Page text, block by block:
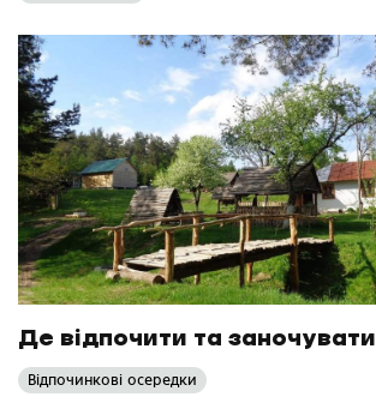
Де відпочити та заночувати
Відпочинкові осередки